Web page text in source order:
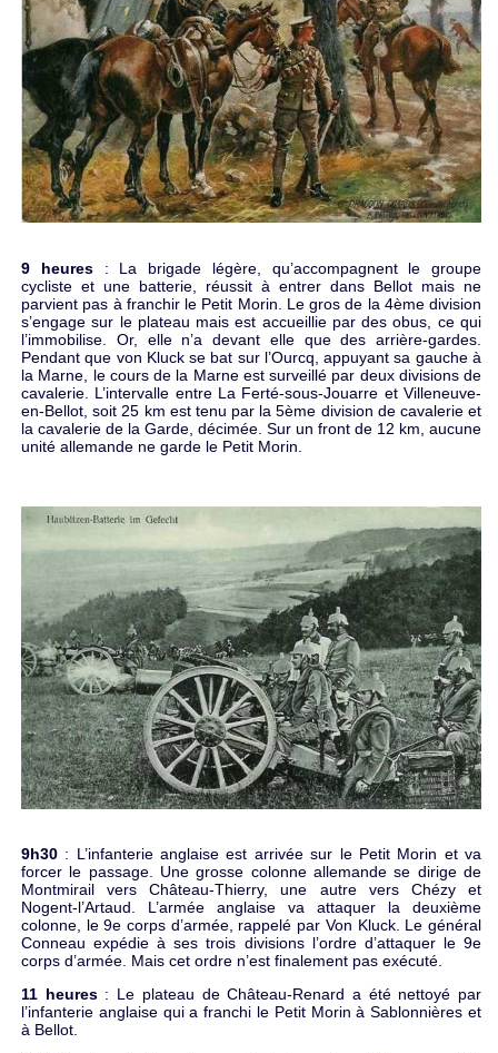
9 heures : La brigade légère, qu’accompagnent le groupe
cycliste et une batterie, réussit à entrer dans Bellot mais ne
parvient pas à franchir le Petit Morin. Le gros de la 4ème division
s’engage sur le plateau mais est accueillie par des obus, ce qui
l’immobilise. Or, elle n’a devant elle que des arrière-gardes.
Pendant que von Kluck se bat sur l’Ourcq, appuyant sa gauche à
la Marne, le cours de la Marne est surveillé par deux divisions de
cavalerie. L’intervalle entre La Ferté-sous-Jouarre et Villeneuve-
en-Bellot, soit 25 km est tenu par la 5ème division de cavalerie et
la cavalerie de la Garde, décimée. Sur un front de 12 km, aucune
unité allemande ne garde le Petit Morin.
9h30 : L’infanterie anglaise est arrivée sur le Petit Morin et va
forcer le passage. Une grosse colonne allemande se dirige de
Montmirail vers Château-Thierry, une autre vers Chézy et
Nogent-l’Artaud. L’armée anglaise va attaquer la deuxième
colonne, le 9e corps d’armée, rappelé par Von Kluck. Le général
Conneau expédie à ses trois divisions l’ordre d’attaquer le 9e
corps d’armée. Mais cet ordre n’est finalement pas exécuté.
11 heures: Le plateau de Château-Renard a été nettoyé par
l’infanterie anglaise qui a franchi le Petit Morin à Sablonnières et
à Bellot.